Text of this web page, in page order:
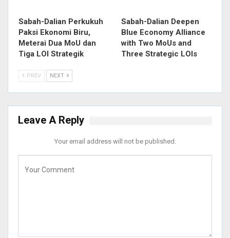
Sabah-Dalian Perkukuh
Paksi Ekonomi Biru,
Meterai Dua MoU dan
Tiga LOI Strategik
Sabah-Dalian Deepen
Blue Economy Alliance
with Two MoUs and
Three Strategic LOIs
PREV NEXT
Leave A Reply
Your email address will not be published.